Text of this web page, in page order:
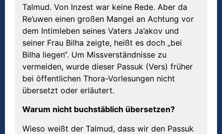
Talmud. Von Inzest war keine Rede. Aber da
Re’uwen einen großen Mangel an Achtung vor
dem Intimleben seines Vaters Ja’akov und
seiner Frau Bilha zeigte, heißt es doch „bei
Bilha liegen“. Um Missverständnisse zu
vermeiden, wurde dieser Passuk (Vers) früher
bei öffentlichen Thora-Vorlesungen nicht
übersetzt oder erläutert.
Warum nicht buchstäblich übersetzen?
Wieso weißt der Talmud, dass wir den Passuk